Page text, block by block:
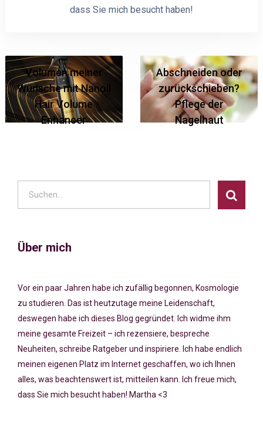
dass Sie mich besucht haben!
Volumen meiner
Wünsche mit Nanoil
Hair Volume
Enhancer
Abschneiden oder
zurückschieben?
Pflege der
Nagelhaut
Über mich
Vor ein paar Jahren habe ich zufällig begonnen, Kosmologie
zu studieren. Das ist heutzutage meine Leidenschaft,
deswegen habe ich dieses Blog gegründet. Ich widme ihm
meine gesamte Freizeit – ich rezensiere, bespreche
Neuheiten, schreibe Ratgeber und inspiriere. Ich habe endlich
meinen eigenen Platz im Internet geschaffen, wo ich Ihnen
alles, was beachtenswert ist, mitteilen kann. Ich freue mich,
dass Sie mich besucht haben! Martha <3